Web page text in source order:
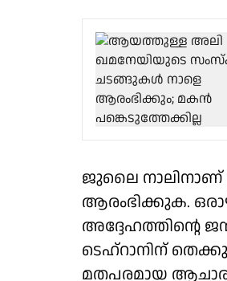
ജുലൈ
ആരംഭിക്കുക.
അദ്ദേഹത്തിന്റെ
ടെഹ്റാനിന്
മതപരമായ